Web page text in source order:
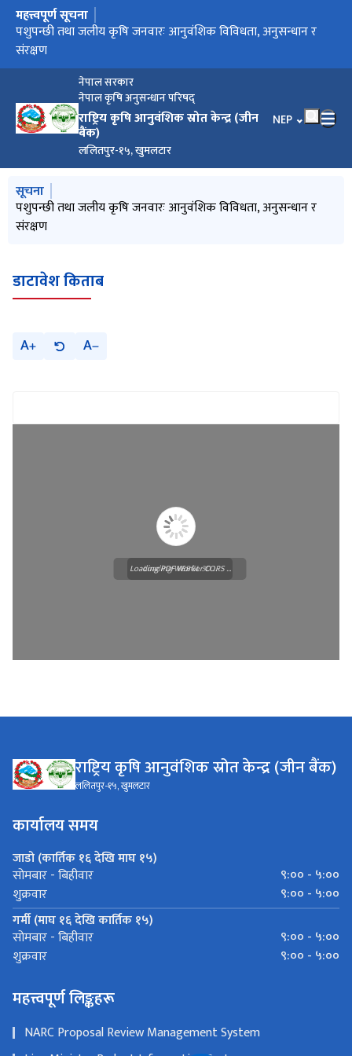
नेपाल सरकार
नेपाल कृषि अनुसन्धान परिषद्
राष्ट्रिय कृषि आनुवंशिक स्रोत केन्द्र (जीन
बैंक)
ललितपुर-१५, खुमलटार
भाषा चयन गर्नुहोस्
NEP
मुख्य नेभिगेसनमा जानुहोस्
महत्त्वपूर्ण सूचना
नेपाल जिन बैंक
पशुपन्छी तथा जलीय कृषि जनवारः आनुवंशिक विविधता, अनुसन्धान र
संरक्षण
मुख्य नेभिगेसनमा जानुहोस्
सूचना
नेपाल जिन बैंक
पशुपन्छी तथा जलीय कृषि जनवारः आनुवंशिक विविधता, अनुसन्धान र
संरक्षण
कृषि जैविक विविधता कृषकको धन, गरौ यसको सुधार-संरक्षण लगाएर
मन !
International Year of Millets 2023
राष्ट्रिय कृषि जैविक विविधता बर्ष २०७९
डाटावेश किताब
A A
Loading WEBGL 3D ...
Loading PDF Worker CORS ...
राष्ट्रिय कृषि आनुवंशिक स्रोत केन्द्र (जीन बैंक)
ललितपुर-१५, खुमलटार
कार्यालय समय
जाडो (कार्तिक १६ देखि माघ १५)
सोमबार - बिहीवार
९:०० - ५:००
शुक्रवार
९:०० - ५:००
गर्मी (माघ १६ देखि कार्तिक १५)
सोमबार - बिहीवार
९:०० - ५:००
शुक्रवार
९:०० - ५:००
महत्त्वपूर्ण लिङ्कहरू
NARC Proposal Review Management System